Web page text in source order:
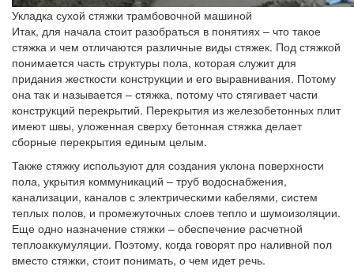
Укладка сухой стяжки трамбовочной машиной
Итак, для начала стоит разобраться в понятиях – что такое
стяжка и чем отличаются различные виды стяжек. Под стяжкой
понимается часть структуры пола, которая служит для
придания жесткости конструкции и его выравнивания. Потому
она так и называется – стяжка, потому что стягивает части
конструкций перекрытий. Перекрытия из железобетонных плит
имеют швы, уложенная сверху бетонная стяжка делает
сборные перекрытия единым целым.
Также стяжку используют для создания уклона поверхности
пола, укрытия коммуникаций – труб водоснабжения,
канализации, каналов с электрическими кабелями, систем
теплых полов, и промежуточных слоев тепло и шумоизоляции.
Еще одно назначение стяжки – обеспечение расчетной
теплоаккумуляции. Поэтому, когда говорят про наливной пол
вместо стяжки, стоит понимать, о чем идет речь.